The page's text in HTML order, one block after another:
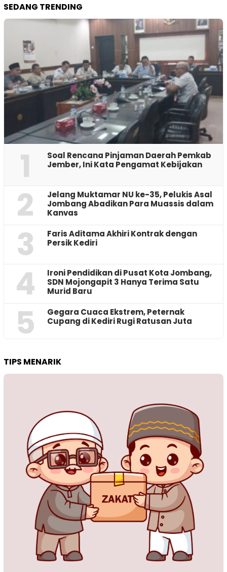
SEDANG TRENDING
1
‎Soal Rencana Pinjaman Daerah Pemkab
Jember, Ini Kata Pengamat Kebijakan ‎
2
Jelang Muktamar NU ke-35, Pelukis Asal
Jombang Abadikan Para Muassis dalam
Kanvas
3
Faris Aditama Akhiri Kontrak dengan
Persik Kediri
4
Ironi Pendidikan di Pusat Kota Jombang,
SDN Mojongapit 3 Hanya Terima Satu
Murid Baru
5
‎Gegara Cuaca Ekstrem, Peternak
Cupang di Kediri Rugi Ratusan Juta
TIPS MENARIK